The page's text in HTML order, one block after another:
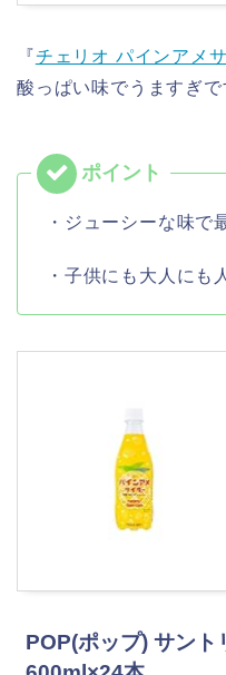
『チェリオ パインアメ
酸っぱい味でうますぎで
・ジューシーな味で
・子供にも大人にも
POP(ポップ) サン